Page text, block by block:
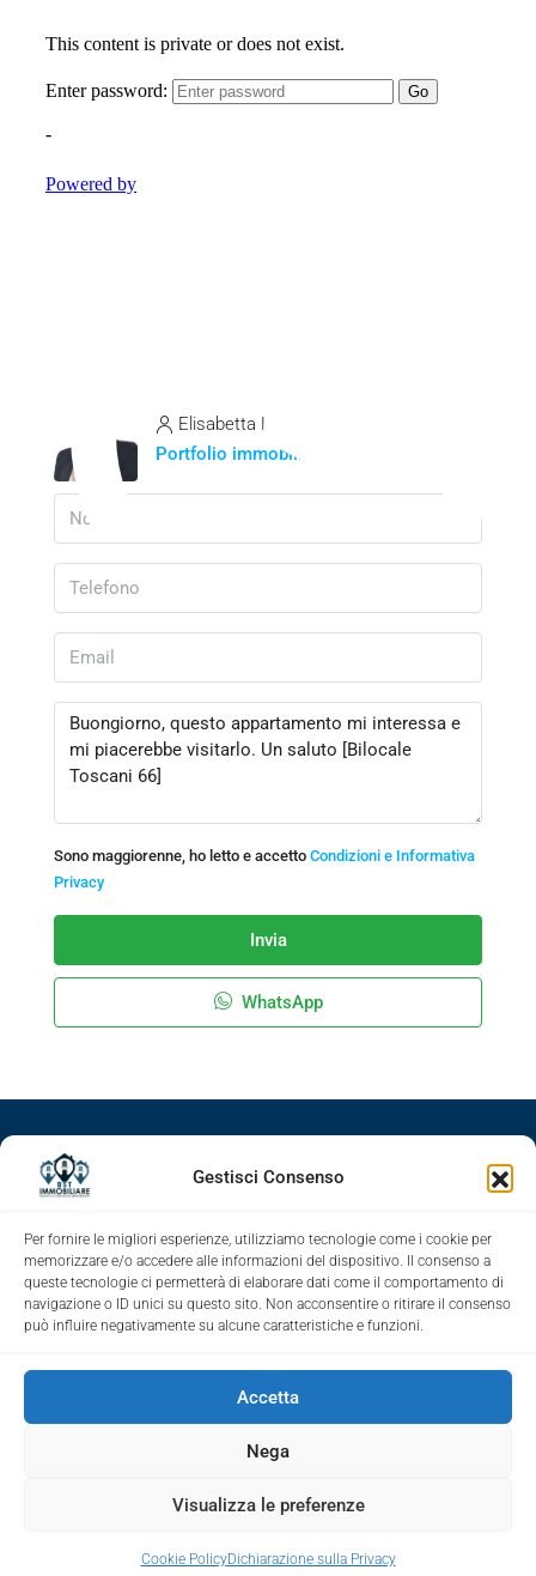
Gestisci Consenso
Per fornire le migliori esperienze, utilizziamo tecnologie come i cookie per
memorizzare e/o accedere alle informazioni del dispositivo. Il consenso a
queste tecnologie ci permetterà di elaborare dati come il comportamento di
navigazione o ID unici su questo sito. Non acconsentire o ritirare il consenso
può influire negativamente su alcune caratteristiche e funzioni.
Accetta
Nega
Visualizza le preferenze
Cookie PolicyDichiarazione sulla Privacy
Elisabetta Lodato
Portfolio immobili
Sono maggiorenne, ho letto e accetto Condizioni e Informativa
Privacy
Invia
WhatsApp
© Immobiliare Dst © 2021 - All rights reserved -
Elisabetta Lodato